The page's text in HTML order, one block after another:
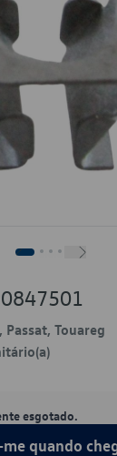
Passat, Touareg
esgotado.
quando